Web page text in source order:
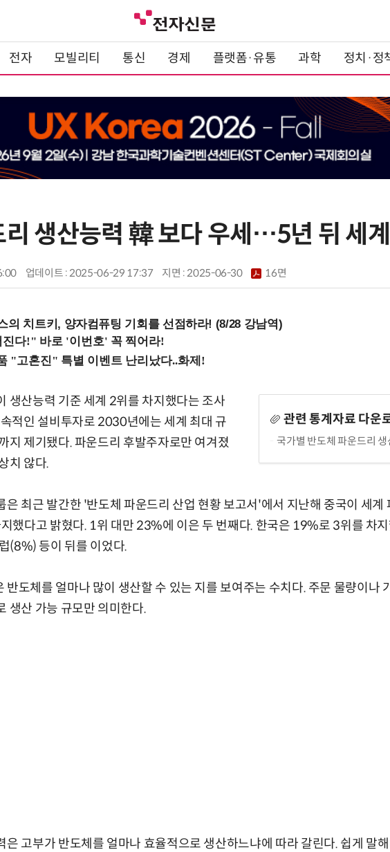
전자 모빌리티 통신 경제 플랫폼·유통 과학 정치·정
리 생산능력 韓 보다 우세…5년 뒤 세
업데이트 : 2025-06-29 17:37 지면 :2025-06-30 16면
의 치트키, 양자컴퓨팅 기회를 선점하라! (8/28 강남역)
관련 통계자료 다운
국가별 반도체 파운드리
생산능력 기준 세계 2위를 차지했다는 조사
적인 설비투자로 2030년에는 세계 최대 규
지 제기됐다. 파운드리 후발주자로만 여겨졌
치 않다.
은 최근 발간한 '반도체 파운드리 산업 현황 보고서'에서 지난해 중국이 세계
했다고 밝혔다. 1위 대만 23%에 이은 두 번째다. 한국은 19%로 3위를 차
(8%) 등이 뒤를 이었다.
반도체를 얼마나 많이 생산할 수 있는 지를 보여주는 수치다. 주문 물량이나
생산 가능 규모만 의미한다.
은 고부가 반도체를 얼마나 효율적으로 생산하느냐에 따라 갈린다. 쉽게 말